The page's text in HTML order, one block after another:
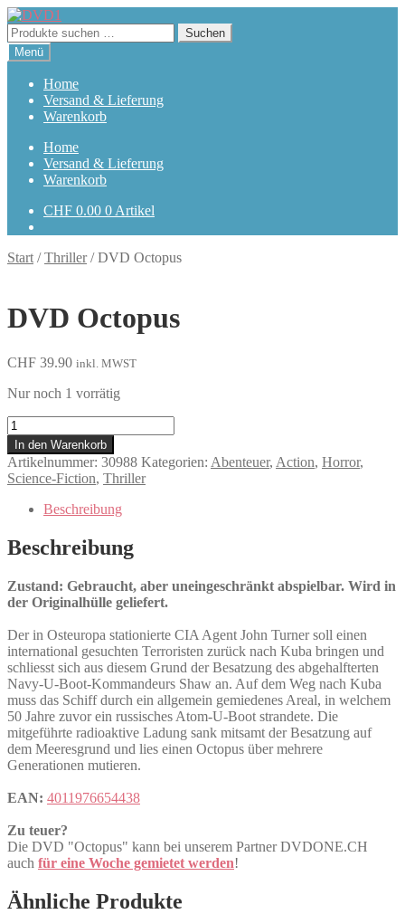
Zur
Navigation
springen
Zum
Inhalt
springen
Suchen
nach:
Suchen
Menü
Home
Versand & Lieferung
Warenkorb
Home
Versand & Lieferung
Warenkorb
CHF 0.00 0 Artikel
Start /Thriller/DVD Octopus
DVD Octopus
CHF 39.90 inkl. MWST
Nur noch 1 vorrätig
Octopus
Menge
In den Warenkorb
Artikelnummer: 30988 Kategorien: Abenteuer, Action, Horror,
Science-Fiction, Thriller
Beschreibung
Beschreibung
Zustand: Gebraucht, aber uneingeschränkt abspielbar. Wird in
der Originalhülle geliefert.
Der in Osteuropa stationierte CIA Agent John Turner soll einen
international gesuchten Terroristen zurück nach Kuba bringen und
schliesst sich aus diesem Grund der Besatzung des abgehalfterten
Navy-U-Boot-Kommandeurs Shaw an. Auf dem Weg nach Kuba
muss das Schiff durch ein allgemein gemiedenes Areal, in welchem
50 Jahre zuvor ein russisches Atom-U-Boot strandete. Die
mitgeführte radioaktive Ladung sank mitsamt der Besatzung auf
dem Meeresgrund und lies einen Octopus über mehrere
Generationen mutieren.
EAN: 4011976654438
Zu teuer?
Die DVD "Octopus" kann bei unserem Partner DVDONE.CH
auch für eine Woche gemietet werden!
Ähnliche Produkte